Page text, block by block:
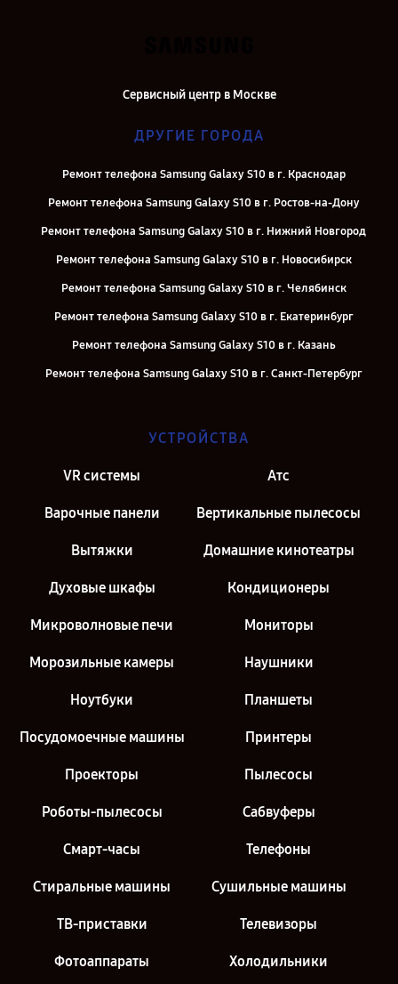
Сервисный центр в Москве
ДРУГИЕ ГОРОДА
Ремонт телефона Samsung Galaxy S10 в г. Краснодар
Ремонт телефона Samsung Galaxy S10 в г. Ростов-на-Дону
Ремонт телефона Samsung Galaxy S10 в г. Нижний Новгород
Ремонт телефона Samsung Galaxy S10 в г. Новосибирск
Ремонт телефона Samsung Galaxy S10 в г. Челябинск
Ремонт телефона Samsung Galaxy S10 в г. Екатеринбург
Ремонт телефона Samsung Galaxy S10 в г. Казань
Ремонт телефона Samsung Galaxy S10 в г. Санкт-Петербург
УСТРОЙСТВА
VR системы Атс
Варочные панели Вертикальные пылесосы
Вытяжки Домашние кинотеатры
Духовые шкафы Кондиционеры
Микроволновые печи Мониторы
Морозильные камеры Наушники
Ноутбуки Планшеты
Посудомоечные машины Принтеры
Проекторы Пылесосы
Роботы-пылесосы Сабвуферы
Смарт-часы Телефоны
Стиральные машины Сушильные машины
ТВ-приставки Телевизоры
Фотоаппараты Холодильники